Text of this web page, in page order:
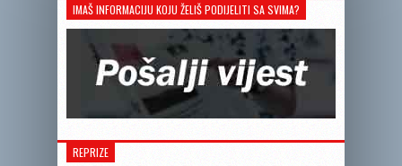
IMAŠ INFORMACIJU KOJU ŽELIŠ PODIJELITI SA SVIMA?
REPRIZE